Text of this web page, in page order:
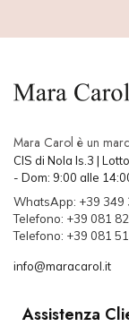
Mara Carol è un
CIS di Nola Is.3 |
- Dom: 9:00 alle
WhatsApp: +39 349
Telefono: +39 081
Telefono: +39 081
info@maracarol.it
Assistenza